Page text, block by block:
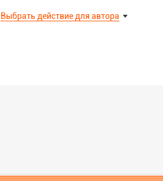
Выбрать действие для автора